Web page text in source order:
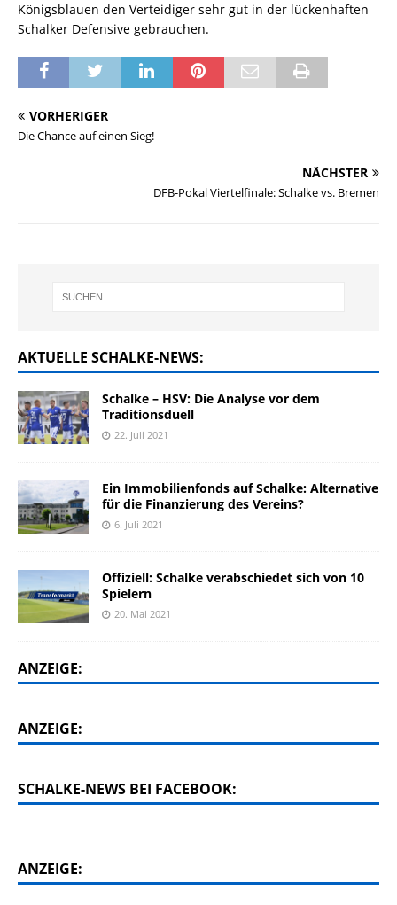
Königsblauen den Verteidiger sehr gut in der lückenhaften
Schalker Defensive gebrauchen.
VORHERIGER
Die Chance auf einen Sieg!
NÄCHSTER
DFB-Pokal Viertelfinale: Schalke vs. Bremen
AKTUELLE SCHALKE-NEWS:
Schalke – HSV: Die Analyse vor dem
Traditionsduell
22. Juli 2021
Ein Immobilienfonds auf Schalke: Alternative
für die Finanzierung des Vereins?
6. Juli 2021
Offiziell: Schalke verabschiedet sich von 10
Spielern
20. Mai 2021
ANZEIGE:
ANZEIGE:
SCHALKE-NEWS BEI FACEBOOK:
ANZEIGE: